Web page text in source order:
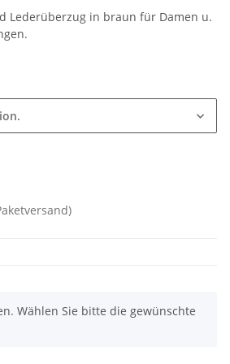
Lederüberzug in braun für Damen u.
Wählen Sie bitte die gewünschte